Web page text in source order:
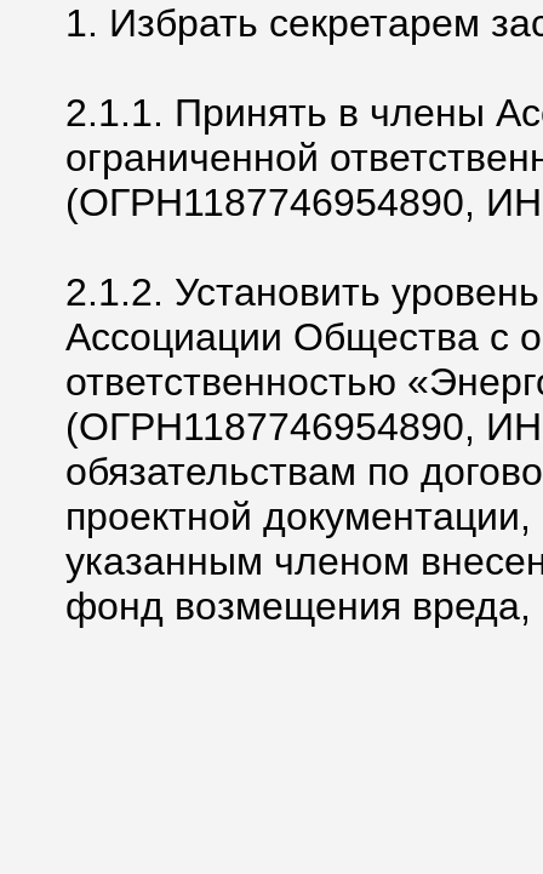
1. Избрать секретарем
2.1.1. Принять в члены
ограниченной
(ОГРН1187746954890,
2.1.2. Установить
Ассоциации Общества с
ответственностью
(ОГРН1187746954890,
обязательствам по
проектной
указанным членом
фонд возмещения вреда,